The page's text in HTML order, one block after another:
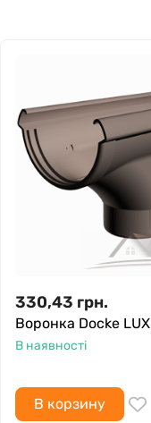
330,43 грн.
Воронка Docke LUX
В наявності
В корзину